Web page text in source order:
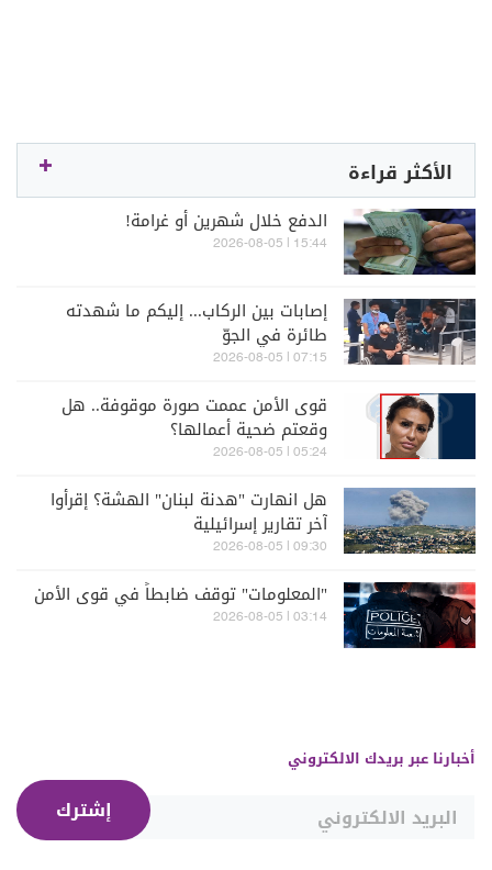
الأكثر قراءة
الدفع خلال شهرين أو غرامة!
15:44 | 2026-08-05
إصابات بين الركاب... إليكم ما شهدته
طائرة في الجوّ
07:15 | 2026-08-05
قوى الأمن عممت صورة موقوفة.. هل
وقعتم ضحية أعمالها؟
05:24 | 2026-08-05
هل انهارت "هدنة لبنان" الهشة؟ إقرأوا
آخر تقارير إسرائيلية
09:30 | 2026-08-05
"المعلومات" توقف ضابطاً في قوى الأمن
03:14 | 2026-08-05
أخبارنا عبر بريدك الالكتروني
إشترك